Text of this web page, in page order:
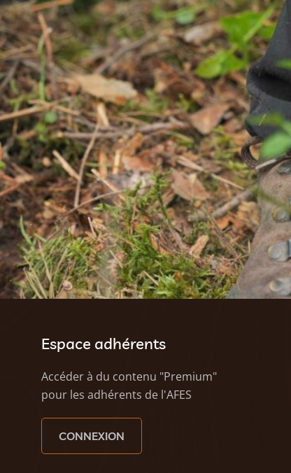
Espace adhérents
Accéder à du contenu "Premium"
pour les adhérents de l'AFES
CONNEXION